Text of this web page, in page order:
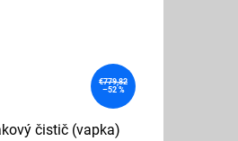
€779,82
–52 %
čistič (vapka)